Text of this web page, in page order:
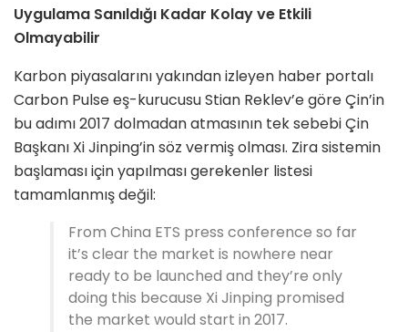
Uygulama Sanıldığı Kadar Kolay ve Etkili
Olmayabilir
Karbon piyasalarını yakından izleyen haber portalı
Carbon Pulse eş-kurucusu Stian Reklev’e göre Çin’in
bu adımı 2017 dolmadan atmasının tek sebebi Çin
Başkanı Xi Jinping’in söz vermiş olması. Zira sistemin
başlaması için yapılması gerekenler listesi
tamamlanmış değil:
From China ETS press conference so far
it’s clear the market is nowhere near
ready to be launched and they’re only
doing this because Xi Jinping promised
the market would start in 2017.